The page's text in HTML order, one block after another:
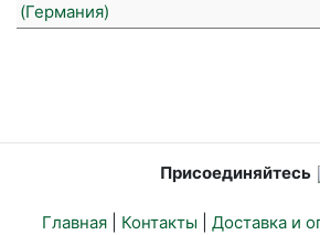
(Германия)
Присоединяйтесь
Главная Контакты Доставка и